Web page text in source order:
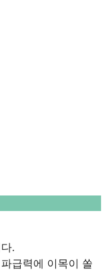
.
급력에 이목이 쏠